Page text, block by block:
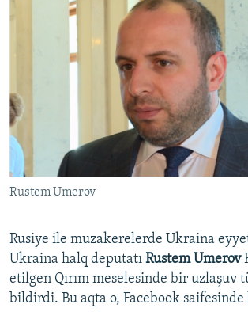
Русский
Українською
QOŞULIÑIZ!
RFE/RS bütün saytları
Rustem Umerov
Rusiye ile muzakerelerde Ukraina
Ukraina halq deputatı Rustem Umerov
etilgen Qırım meselesinde bir uzlaşuv
bildirdi. Bu aqta o, Facebook